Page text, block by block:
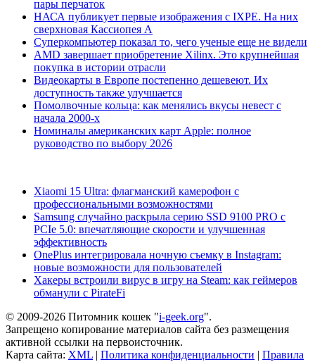
пары перчаток
НАСА публикует первые изображения с IXPE. На них
сверхновая Кассиопея А
Суперкомпьютер показал то, чего ученые еще не видели
AMD завершает приобретение Xilinx. Это крупнейшая
покупка в истории отрасли
Видеокарты в Европе постепенно дешевеют. Их
доступность также улучшается
Помолвочные кольца: как менялись вкусы невест с
начала 2000-х
Номиналы американских карт Apple: полное
руководство по выбору 2026
Xiaomi 15 Ultra: флагманский камерофон с
профессиональными возможностями
Samsung случайно раскрыла серию SSD 9100 PRO с
PCIe 5.0: впечатляющие скорости и улучшенная
эффективность
OnePlus интегрировала ночную съемку в Instagram:
новые возможности для пользователей
Хакеры встроили вирус в игру на Steam: как геймеров
обманули с PirateFi
© 2009-2026 Питомник кошек "i-geek.org".
Запрещено копирование материалов сайта без размещения
активной ссылки на первоисточник.
Карта сайта: XML | Политика конфиденциальности | Правила